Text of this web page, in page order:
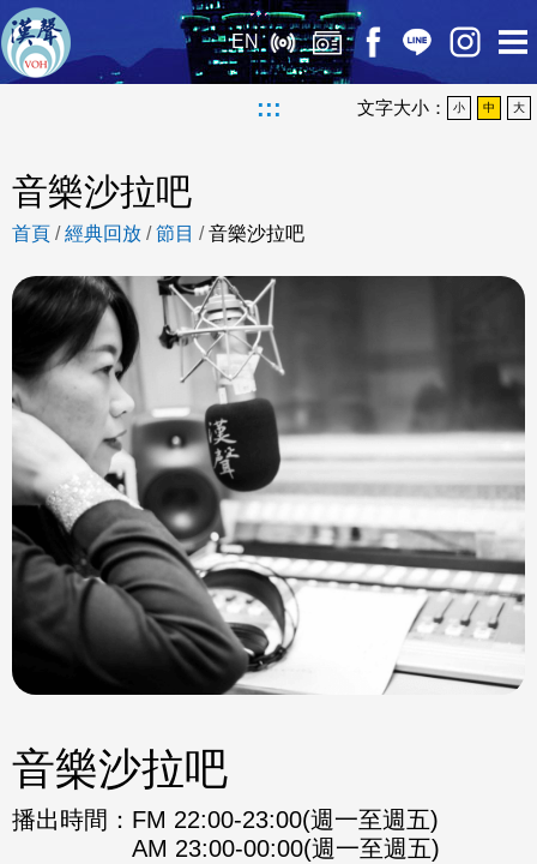
EN
::: 文字大小： 小 中 大
音樂沙拉吧
首頁 /經典回放 /節目 /音樂沙拉吧
音樂沙拉吧
播出時間： FM 22:00-23:00(週一至週五)
AM 23:00-00:00(週一至週五)